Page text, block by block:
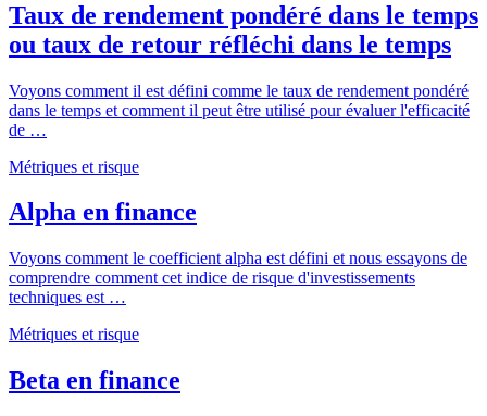
Taux de rendement pondéré dans le temps
ou taux de retour réfléchi dans le temps
Voyons comment il est défini comme le taux de rendement pondéré
dans le temps et comment il peut être utilisé pour évaluer l'efficacité
de …
Métriques et risque
Alpha en finance
Voyons comment le coefficient alpha est défini et nous essayons de
comprendre comment cet indice de risque d'investissements
techniques est …
Métriques et risque
Beta en finance